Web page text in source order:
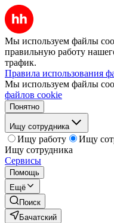
Мы используем файлы
правильную работу
трафик.
Правила использования
Мы используем файлы
файлов cookie
Понятно
Ищу сотрудника
Ищу работу
Ищу
Ищу сотрудника
Сервисы
Помощь
Ещё
Поиск
Бачатский